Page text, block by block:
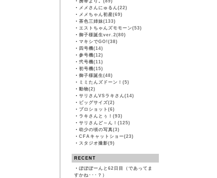
・ 携帯より。(89)
・ メメさんにゅるん(22)
・ メメちゃん初産(69)
・ 茶色三姉妹(133)
・ エストちゃんズモモーン(53)
・ 御子様誕生ver.2(80)
・ マキシでGO!(38)
・ 四号機(14)
・ 参号機(12)
・ 弐号機(11)
・ 初号機(15)
・ 御子様誕生(48)
・ ミミたんズドーン！(5)
・ 動物(2)
・ サリさんVSラキさん(14)
・ ビッグサイズ(2)
・ プロショット(6)
・ ラキさんとぅ！(93)
・ サリさんど～ん！(125)
・ 幼少の頃の写真(3)
・ CFAキャットショー(23)
・ スタジオ撮影(9)
RECENT
・ ぽぽぽーんと62日目（であってま
すかね･･･？）